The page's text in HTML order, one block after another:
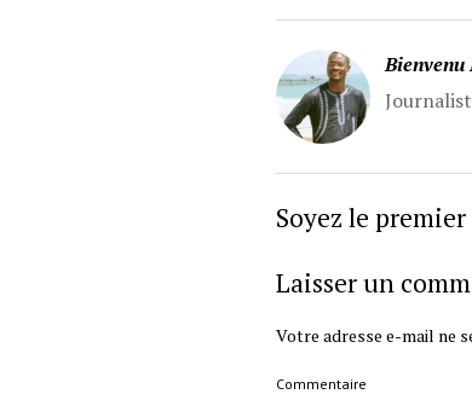
Bienvenu
Soyez le
Laisser un
Votre adresse e-mail ne
Commentaire